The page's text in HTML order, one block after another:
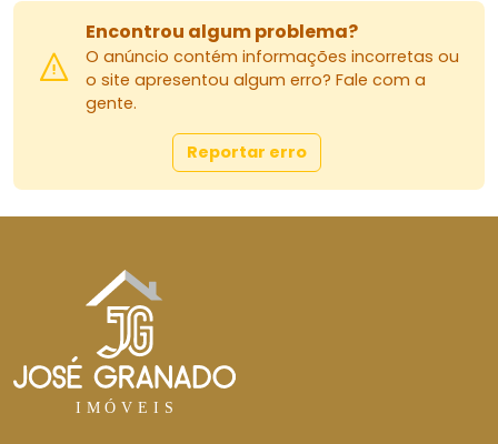
Localizada no Jardim Rio de Janeiro, em
Sarandi/PR, em uma região de grande crescimento
e valorização.
Agende sua visita e venha conhecer seu novo lar!
Encontrou algum problema?
O anúncio contém informações incorretas ou
o site apresentou algum erro? Fale com a
gente.
Reportar erro